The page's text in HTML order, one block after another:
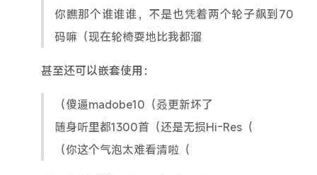
你瞧那个谁谁谁，不是也凭着两个轮子飙到70
码嘛（现在轮椅耍地比我都溜
甚至还可以嵌套使用：
（傻逼madobe10（叒更新坏了
随身听里都1300首（还是无损Hi-Res（
（你这个气泡太难看清啦（